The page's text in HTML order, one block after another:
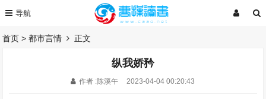
首页 >都市言情 正文
纵我娇矜
作者 :陈溪午 2023-04-04 00:20:43